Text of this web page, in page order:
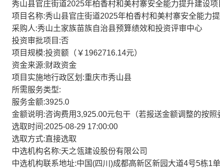
秀山县官庄街道2025年柏香村和美村寨安全能力提升建设
项目名称:秀山县官庄街道2025年柏香村和美村寨安全能力
采购人:秀山土家族苗族自治县预算绩效和投资评审中心
投资审批项目:否
项目规模:投资额（￥1962716.14元）
资金来源:财政资金
项目实施地行政区划:重庆市秀山县
所需服务类型:
服务金额:3925.0
金额说明:咨询费用3,925.00元包干（若报送金额调整的按
选取时间:2025-08-29 17:00:00
选取方式:直接选取
中选机构名称:天之瓴建设股份有限公司
中选机构联系地址:中国(四川)成都高新区新园大道4号5栋1